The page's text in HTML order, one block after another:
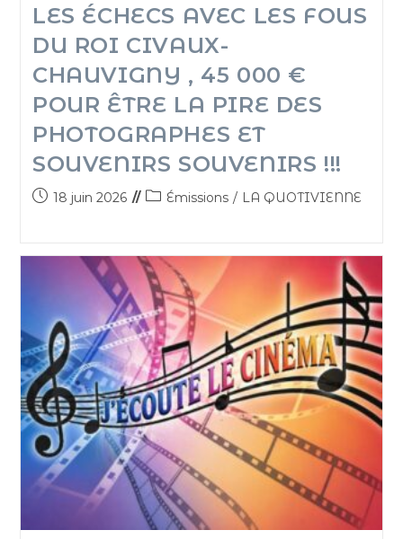
LES ÉCHECS AVEC LES FOUS
DU ROI CIVAUX-
CHAUVIGNY , 45 000 €
POUR ÊTRE LA PIRE DES
PHOTOGRAPHES ET
SOUVENIRS SOUVENIRS !!!
18 juin 2026 Émissions / LA QUOTIVIENNE